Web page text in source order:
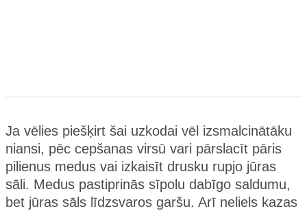
Ja vēlies piešķirt šai uzkodai vēl izsmalcinātāku
niansi, pēc cepšanas virsū vari pārslacīt pāris
pilienus medus vai izkaisīt drusku rupjo jūras
sāli. Medus pastiprinās sīpolu dabīgo saldumu,
bet jūras sāls līdzsvaros garšu. Arī neliels kazas